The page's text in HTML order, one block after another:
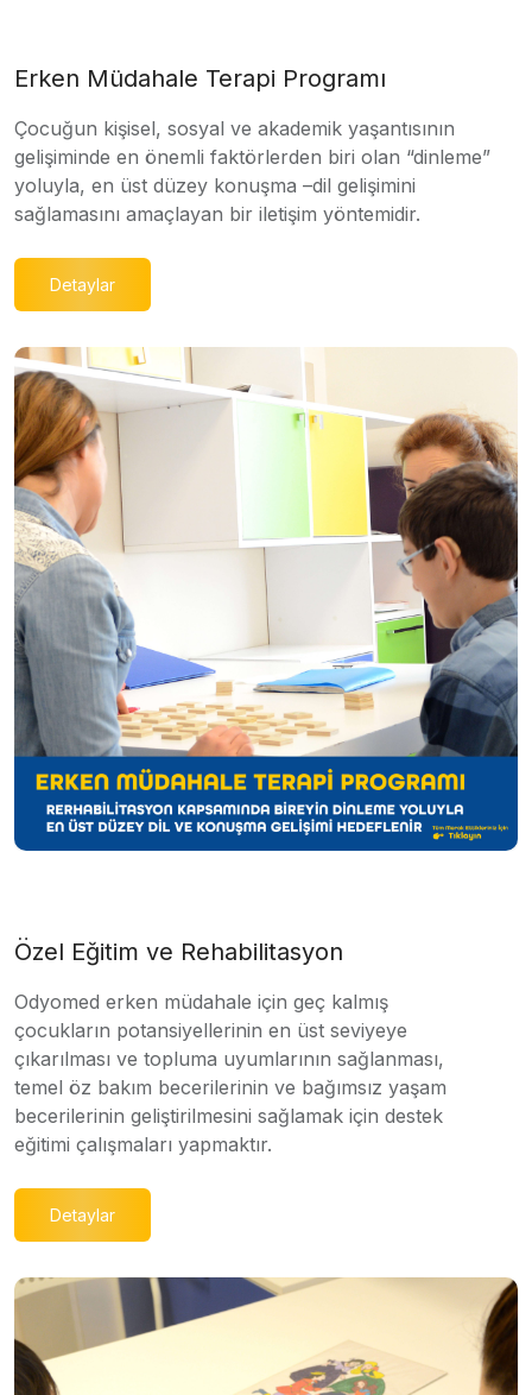
Erken Müdahale Terapi Programı
Çocuğun kişisel, sosyal ve akademik yaşantısının
gelişiminde en önemli faktörlerden biri olan “dinleme”
yoluyla, en üst düzey konuşma –dil gelişimini
sağlamasını amaçlayan bir iletişim yöntemidir.
Detaylar
Özel Eğitim ve Rehabilitasyon
Odyomed erken müdahale için geç kalmış
çocukların potansiyellerinin en üst seviyeye
çıkarılması ve topluma uyumlarının sağlanması,
temel öz bakım becerilerinin ve bağımsız yaşam
becerilerinin geliştirilmesini sağlamak için destek
eğitimi çalışmaları yapmaktır.
Detaylar